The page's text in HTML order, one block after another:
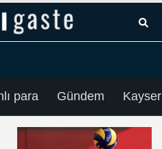
para Gündem